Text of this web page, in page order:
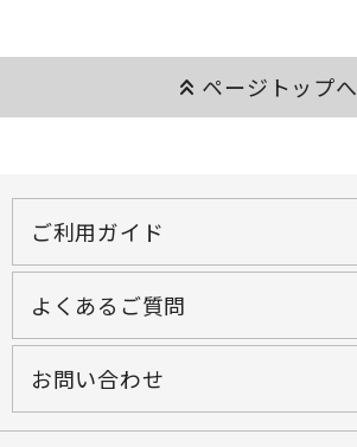
keyboard_double_arrow_up ページトップへ
ご利用ガイド
よくあるご質問
お問い合わせ